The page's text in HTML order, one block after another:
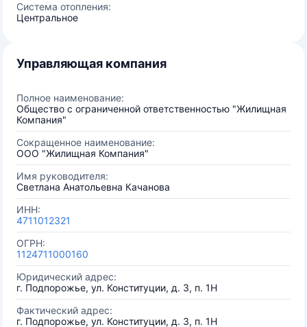
Система отопления:
Центральное
Управляющая компания
Полное наименование:
Общество с ограниченной ответственностью "Жилищная
Компания"
Сокращенное наименование:
ООО "Жилищная Компания"
Имя руководителя:
Светлана Анатольевна Качанова
ИНН:
4711012321
ОГРН:
1124711000160
Юридический адрес:
г. Подпорожье, ул. Конституции, д. 3, п. 1Н
Фактический адрес:
г. Подпорожье, ул. Конституции, д. 3, п. 1Н